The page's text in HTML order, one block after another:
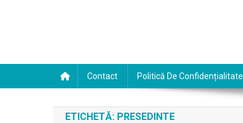
Contact Politică De Confidențialitate
ETICHETĂ: PRESEDINTE